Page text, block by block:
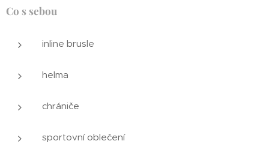
Co s sebou
inline brusle
helma
chrániče
sportovní oblečení